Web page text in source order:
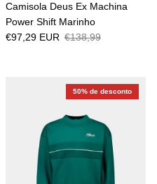
Camisola Deus Ex Machina
Power Shift Marinho
€97,29 EUR €138,99
50% de desconto